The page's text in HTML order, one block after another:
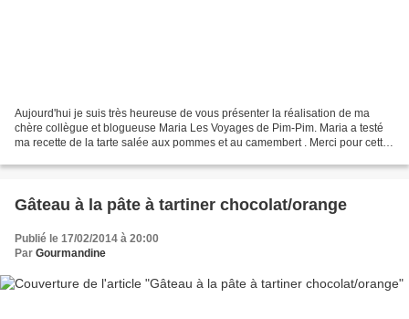
Aujourd'hui je suis très heureuse de vous présenter la réalisation de ma
chère collègue et blogueuse Maria Les Voyages de Pim-Pim. Maria a testé
ma recette de la tarte salée aux pommes et au camembert . Merci pour cette
Gâteau à la pâte à tartiner chocolat/orange
Publié le 17/02/2014 à 20:00
Par Gourmandine